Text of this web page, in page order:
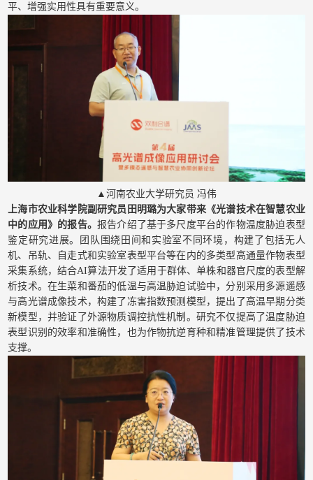
平、增强实用性具有重要意义。
▲河南农业大学研究员 冯伟
上海市农业科学院副研究员田明璐为大家带来《光谱技术在智慧农业
中的应用》的报告。 报告介绍了基于多尺度平台的作物温度胁迫表型
鉴定研究进展。团队围绕田间和实验室不同环境，构建了包括无人
机、吊轨、自走式和实验室表型平台等在内的多类型高通量作物表型
采集系统，结合AI算法开发了适用于群体、单株和器官尺度的表型解
析技术。在生菜和番茄的低温与高温胁迫试验中，分别采用多源遥感
与高光谱成像技术，构建了冻害指数预测模型，提出了高温早期分类
新模型，并验证了外源物质调控抗性机制。研究不仅提高了温度胁迫
表型识别的效率和准确性，也为作物抗逆育种和精准管理提供了技术
支撑。